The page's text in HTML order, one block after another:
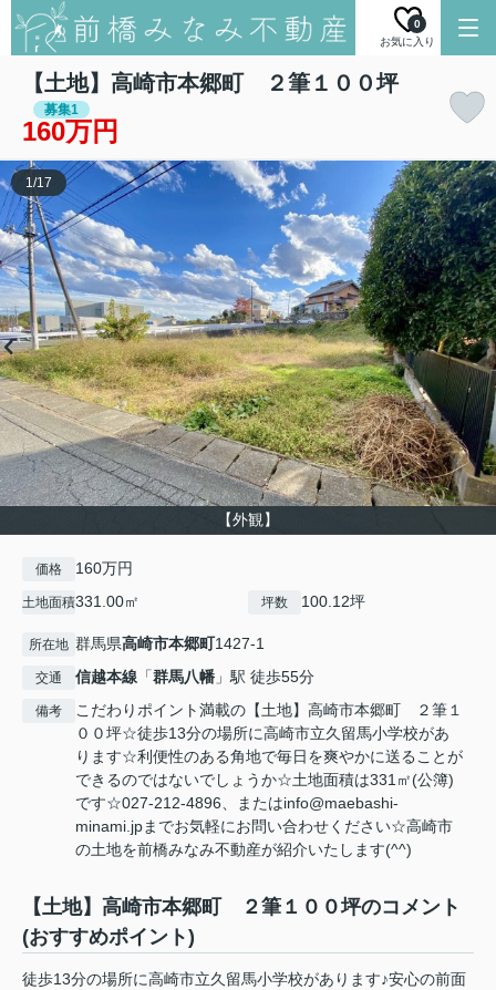
お気に入り
0
【土地】高崎市本郷町 ２筆１００坪
募集1
160万円
【外観】
1/17
価格 160万円
土地面積331.00㎡ 坪数 100.12坪
所在地 群馬県高崎市本郷町1427-1
交通 信越本線 「群馬八幡 」駅 徒歩55分
備考
こだわりポイント満載の【土地】高崎市本郷町 ２筆１
００坪☆徒歩13分の場所に高崎市立久留馬小学校があ
ります☆利便性のある角地で毎日を爽やかに送ることが
できるのではないでしょうか☆土地面積は331㎡(公簿)
です☆027-212-4896、またはinfo@maebashi-
minami.jpまでお気軽にお問い合わせください☆高崎市
の土地を前橋みなみ不動産が紹介いたします(^^)
【土地】高崎市本郷町 ２筆１００坪のコメント
(おすすめポイント)
徒歩13分の場所に高崎市立久留馬小学校があります♪安心の前面